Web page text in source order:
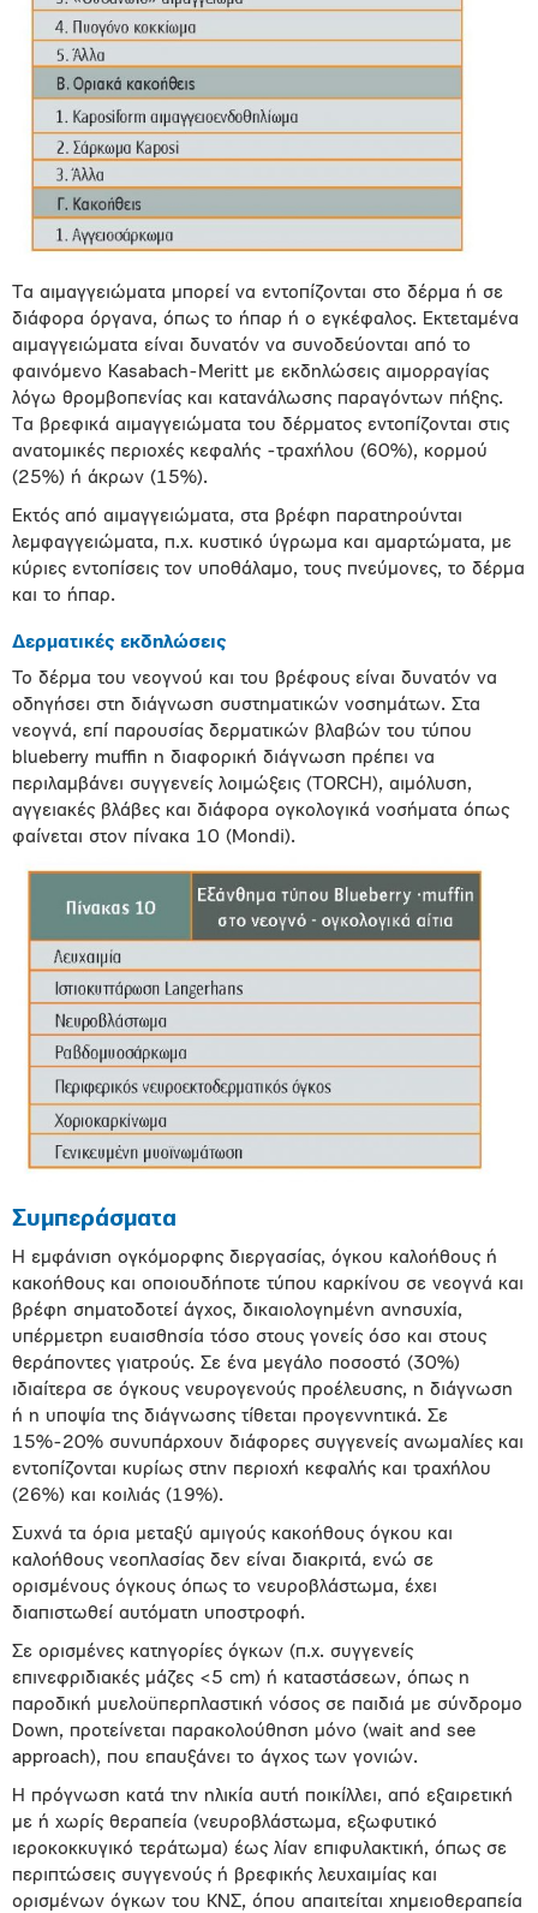
Τα αιμαγγειώματα μπορεί να εντοπίζονται στο δέρμα ή σε
διάφορα όργανα, όπως το ήπαρ ή ο εγκέφαλος. Εκτεταμένα
αιμαγγειώματα είναι δυνατόν να συνοδεύονται από το
φαινόμενο Kasabach-Meritt με εκδηλώσεις αιμορραγίας
λόγω θρομβοπενίας και κατανάλωσης παραγόντων πήξης.
Τα βρεφικά αιμαγγειώματα του δέρματος εντοπίζονται στις
ανατομικές περιοχές κεφαλής -τραχήλου (60%), κορμού
(25%) ή άκρων (15%).
Εκτός από αιμαγγειώματα, στα βρέφη παρατηρούνται
λεμφαγγειώματα, π.χ. κυστικό ύγρωμα και αμαρτώματα, με
κύριες εντοπίσεις τον υποθάλαμο, τους πνεύμονες, το δέρμα
και το ήπαρ.
Δερματικές εκδηλώσεις
To δέρμα του νεογνού και του βρέφους είναι δυνατόν να
οδηγήσει στη διάγνωση συστηματικών νοσημάτων. Στα
νεογνά, επί παρουσίας δερματικών βλαβών του τύπου
blueberry muffin η διαφορική διάγνωση πρέπει να
περιλαμβάνει συγγενείς λοιμώξεις (ΤΟRCH), αιμόλυση,
αγγειακές βλάβες και διάφορα ογκολογικά νοσήματα όπως
φαίνεται στον πίνακα 10 (Mondi).
Συμπεράσματα
Η εμφάνιση ογκόμορφης διεργασίας, όγκου καλοήθους ή
κακοήθους και οποιουδήποτε τύπου καρκίνου σε νεογνά και
βρέφη σηματοδοτεί άγχος, δικαιολογημένη ανησυχία,
υπέρμετρη ευαισθησία τόσο στους γονείς όσο και στους
θεράποντες γιατρούς. Σε ένα μεγάλο ποσοστό (30%)
ιδιαίτερα σε όγκους νευρογενούς προέλευσης, η διάγνωση
ή η υποψία της διάγνωσης τίθεται προγεννητικά. Σε
15%-20% συνυπάρχουν διάφορες συγγενείς ανωμαλίες και
εντοπίζονται κυρίως στην περιοχή κεφαλής και τραχήλου
(26%) και κοιλιάς (19%).
Συχνά τα όρια μεταξύ αμιγούς κακοήθους όγκου και
καλοήθους νεοπλασίας δεν είναι διακριτά, ενώ σε
ορισμένους όγκους όπως το νευροβλάστωμα, έχει
διαπιστωθεί αυτόματη υποστροφή.
Σε ορισμένες κατηγορίες όγκων (π.χ. συγγενείς
επινεφριδιακές μάζες <5 cm) ή καταστάσεων, όπως η
παροδική μυελοϋπερπλαστική νόσος σε παιδιά με σύνδρομο
Down, προτείνεται παρακολούθηση μόνο (wait and see
approach), που επαυξάνει το άγχος των γονιών.
Η πρόγνωση κατά την ηλικία αυτή ποικίλλει, από εξαιρετική
με ή χωρίς θεραπεία (νευροβλάστωμα, εξωφυτικό
ιεροκοκκυγικό τεράτωμα) έως λίαν επιφυλακτική, όπως σε
περιπτώσεις συγγενούς ή βρεφικής λευχαιμίας και
ορισμένων όγκων του ΚΝΣ, όπου απαιτείται χημειοθεραπεία